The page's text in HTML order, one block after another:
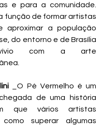
e para a comunidade.
função de formar artistas
aproximar a população
do entorno e de Brasília
com a arte
_O Pé Vermelho é um
de uma história
que vários artistas
como superar algumas